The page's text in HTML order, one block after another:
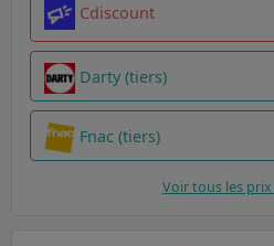
Cdiscount
Darty (tiers)
Fnac (tiers)
Voir tous les